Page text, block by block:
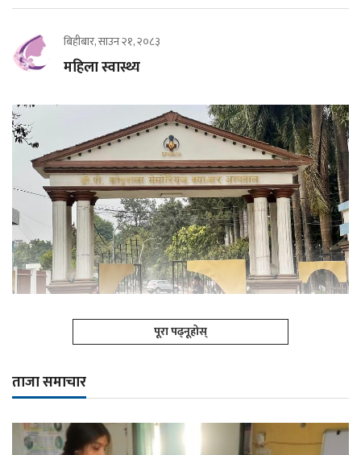
बिहीबार, साउन २१, २०८३
महिला स्वास्थ्य
पूरा पढ्नूहोस्
ताजा समाचार